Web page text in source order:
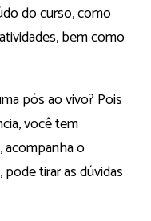
do curso, como
bem como
pós ao vivo? Pois
você tem
acompanha o
tirar as dúvidas